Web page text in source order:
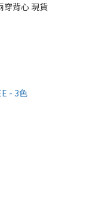
穿背心 現貨